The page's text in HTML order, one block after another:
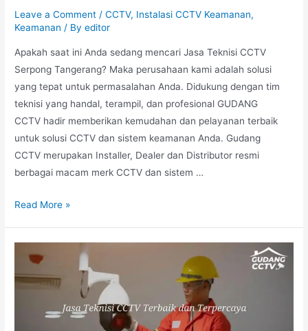
Leave a Comment /CCTV, Instalasi CCTV Keamanan,
Keamanan / Byeditor
Apakah saat ini Anda sedang mencari Jasa Teknisi CCTV
Serpong Tangerang? Maka perusahaan kami adalah solusi
yang tepat untuk permasalahan Anda. Didukung dengan tim
teknisi yang handal, terampil, dan profesional GUDANG
CCTV hadir memberikan kemudahan dan pelayanan terbaik
untuk solusi CCTV dan sistem keamanan Anda. Gudang
CCTV merupakan Installer, Dealer dan Distributor resmi
berbagai macam merk CCTV dan sistem …
Read More »